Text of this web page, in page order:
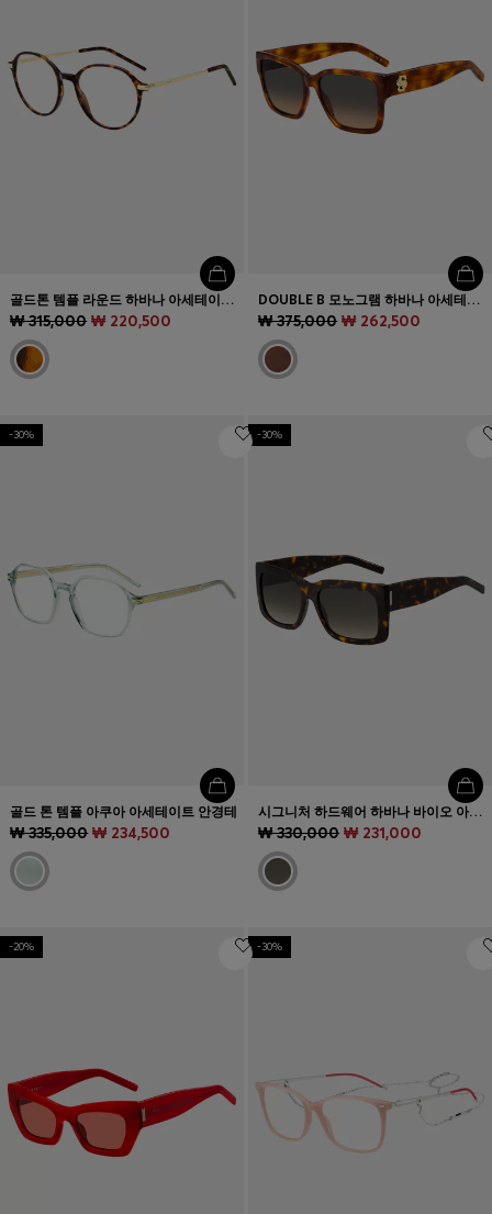
골드톤 템플 라운드 하바나 아세테이트 안경테
₩ 315,000 ₩ 220,500
DOUBLE B 모노그램 하바나 아세테이트 선글라스
₩ 375,000 ₩ 262,500
-30%
골드 톤 템플 아쿠아 아세테이트 안경테
₩ 335,000 ₩ 234,500
-30%
시그니처 하드웨어 하바나 바이오 아세테이트 선글라스
₩ 330,000 ₩ 231,000
-20% -30%